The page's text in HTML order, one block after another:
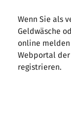
Wenn Sie als
Geldwäsche
online melden
Webportal
registrieren.